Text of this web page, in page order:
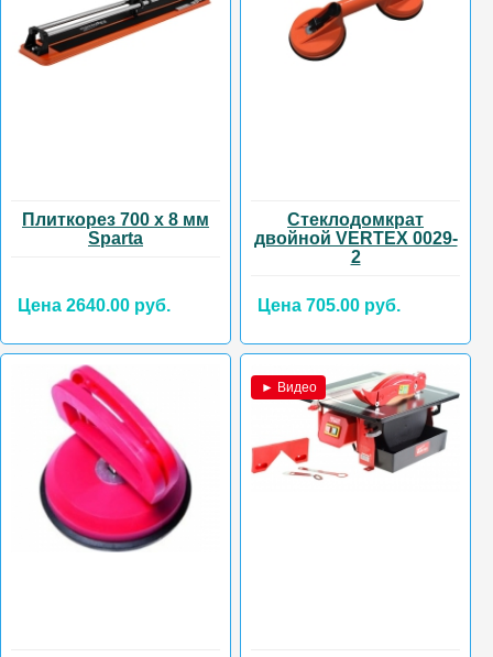
Плиткорез 700 х 8 мм
Sparta
Цена 2640.00 руб.
Стеклодомкрат
двойной VERTEX 0029-
2
Цена 705.00 руб.
► Видео